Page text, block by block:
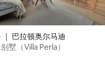
满分 5 分），共 13 条评价
｜ 巴拉顿奥尔马迪
墅（Villa Perla）